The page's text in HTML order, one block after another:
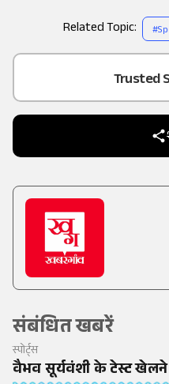
Add
Trusted
संबंधित खबरें
स्पोर्ट्स
वैभव सूर्यवंशी के टेस्ट खेलने
Related Topic: #